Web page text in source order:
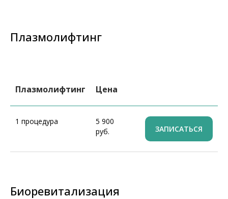
Плазмолифтинг
Плазмолифтинг Цена
1 процедура
5 900
руб.
ЗАПИСАТЬСЯ
Биоревитализация